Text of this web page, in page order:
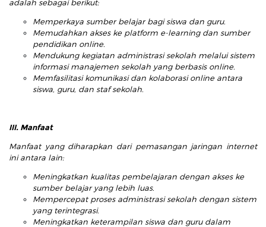
adalah sebagai berikut:
Memperkaya sumber belajar bagi siswa dan guru.
Memudahkan akses ke platform e-learning dan sumber
pendidikan online.
Mendukung kegiatan administrasi sekolah melalui sistem
informasi manajemen sekolah yang berbasis online.
Memfasilitasi komunikasi dan kolaborasi online antara
siswa, guru, dan staf sekolah.
III. Manfaat
Manfaat yang diharapkan dari pemasangan jaringan internet
ini antara lain:
Meningkatkan kualitas pembelajaran dengan akses ke
sumber belajar yang lebih luas.
Mempercepat proses administrasi sekolah dengan sistem
yang terintegrasi.
Meningkatkan keterampilan siswa dan guru dalam